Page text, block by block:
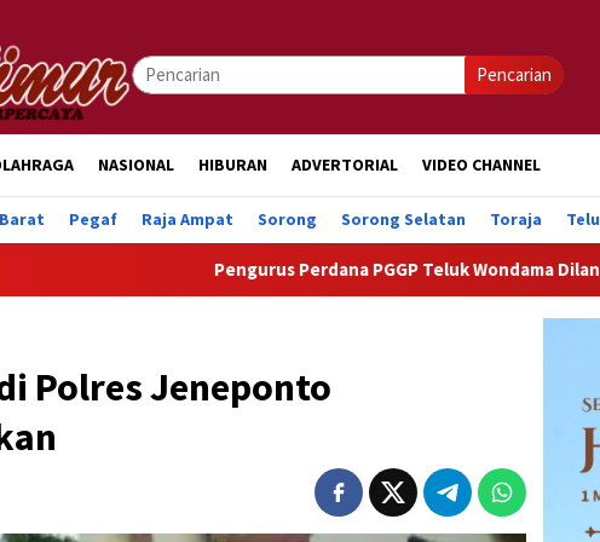
Pencarian
NASIONAL HIBURAN ADVERTORIAL VIDEO CHANNEL
Pegaf Raja Ampat Sorong Sorong Selatan Toraja
Pengurus Perdana PGGP Teluk Wondama Dilantik,
Polres Jeneponto